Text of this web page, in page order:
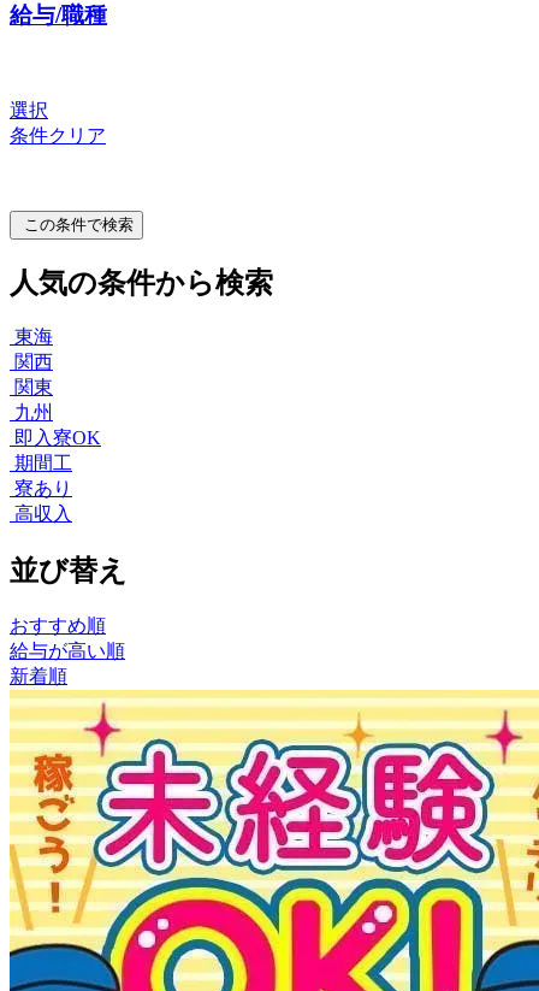
給与/職種
選択
条件クリア
この条件で検索
人気の条件から検索
東海
関西
関東
九州
即入寮OK
期間工
寮あり
高収入
並び替え
おすすめ順
給与が高い順
新着順